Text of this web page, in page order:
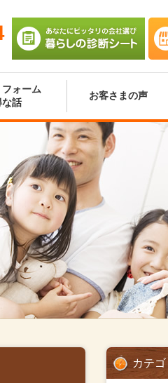
店
び 暮らしの診断シート
ォーム
な話
お客さまの声
カテ